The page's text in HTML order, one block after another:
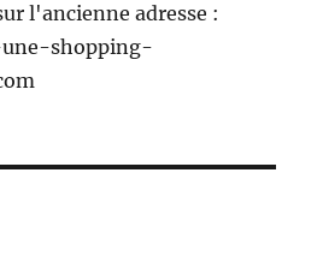
l'ancienne adresse :
shopping-